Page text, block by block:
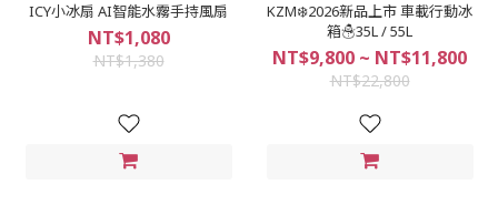
ICY小冰扇 AI智能水霧手持風扇
NT$1,080
NT$1,380
KZM❄️2026新品上市 車載行動冰
箱☃️35L / 55L
NT$9,800 ~ NT$11,800
NT$22,800